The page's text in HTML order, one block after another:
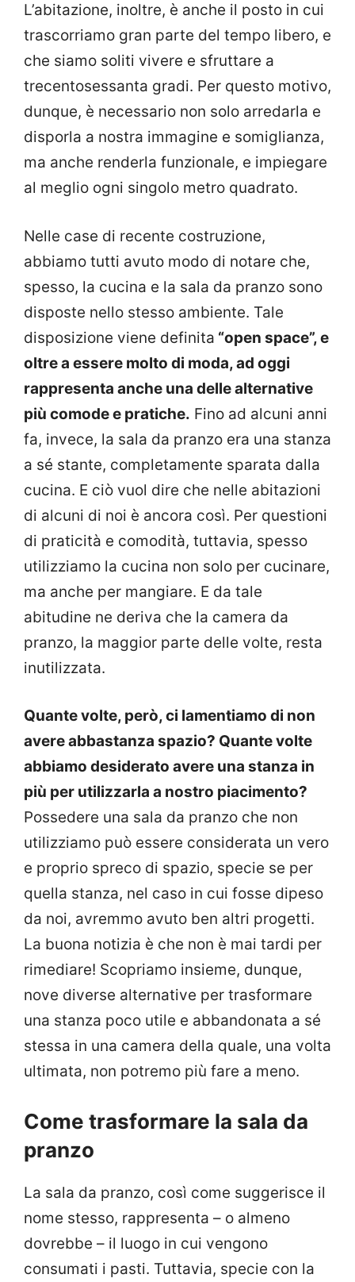
L’abitazione, inoltre, è anche il posto in cui
trascorriamo gran parte del tempo libero, e
che siamo soliti vivere e sfruttare a
trecentosessanta gradi. Per questo motivo,
dunque, è necessario non solo arredarla e
disporla a nostra immagine e somiglianza,
ma anche renderla funzionale, e impiegare
al meglio ogni singolo metro quadrato.
Nelle case di recente costruzione,
abbiamo tutti avuto modo di notare che,
spesso, la cucina e la sala da pranzo sono
disposte nello stesso ambiente. Tale
disposizione viene definita “open space”, e
oltre a essere molto di moda, ad oggi
rappresenta anche una delle alternative
più comode e pratiche. Fino ad alcuni anni
fa, invece, la sala da pranzo era una stanza
a sé stante, completamente sparata dalla
cucina. E ciò vuol dire che nelle abitazioni
di alcuni di noi è ancora così. Per questioni
di praticità e comodità, tuttavia, spesso
utilizziamo la cucina non solo per cucinare,
ma anche per mangiare. E da tale
abitudine ne deriva che la camera da
pranzo, la maggior parte delle volte, resta
inutilizzata.
Quante volte, però, ci lamentiamo di non
avere abbastanza spazio? Quante volte
abbiamo desiderato avere una stanza in
più per utilizzarla a nostro piacimento?
Possedere una sala da pranzo che non
utilizziamo può essere considerata un vero
e proprio spreco di spazio, specie se per
quella stanza, nel caso in cui fosse dipeso
da noi, avremmo avuto ben altri progetti.
La buona notizia è che non è mai tardi per
rimediare! Scopriamo insieme, dunque,
nove diverse alternative per trasformare
una stanza poco utile e abbandonata a sé
stessa in una camera della quale, una volta
ultimata, non potremo più fare a meno.
Come trasformare la sala da
pranzo
La sala da pranzo, così come suggerisce il
nome stesso, rappresenta – o almeno
dovrebbe – il luogo in cui vengono
consumati i pasti. Tuttavia, specie con la